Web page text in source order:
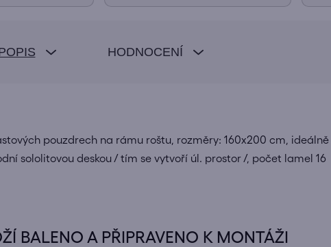
HODNOCENÍ
pouzdrech na rámu roštu, rozměry: 160x200 cm,
sololitovou deskou / tím se vytvoří úl. prostor /, počet lamel 16
BALENO A PŘIPRAVENO K MONTÁŽI